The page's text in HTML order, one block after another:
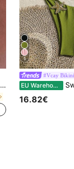
5
#Vcay Bikini
EU Warehouse Swim Chiccia
16.82€